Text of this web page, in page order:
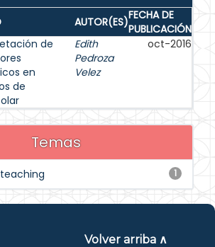
AUTOR(ES)FECHA DE
PUBLICACIÓN
de
en
de
Edith
Pedroza
Velez
oct-2016
Temas
1
Volver arriba ∧